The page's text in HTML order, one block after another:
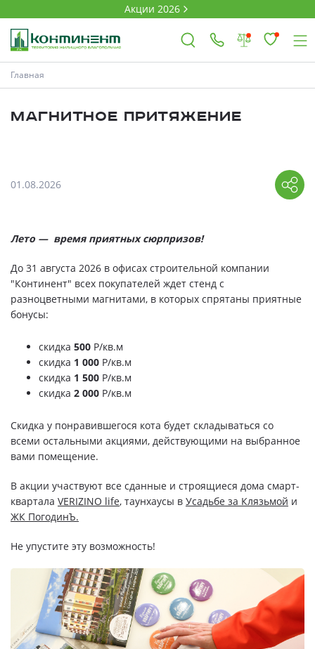
Акции 2026
Проекты
Выбор недвижимости
Офис продаж
Работа
О компании
Главная
МАГНИТное притяжение
01.08.2026
Лето — время приятных сюрпризов!
До 31 августа 2026 в офисах строительной компании
"Континент" всех покупателей ждет стенд с
разноцветными магнитами, в которых спрятаны приятные
бонусы:
скидка 500 Р/кв.м
скидка 1 000 Р/кв.м
скидка 1 500 Р/кв.м
скидка 2 000 Р/кв.м
Скидка у понравившегося кота будет складываться со
всеми остальными акциями, действующими на выбранное
вами помещение.
В акции участвуют все сданные и строящиеся дома смарт-
квартала VERIZINO life, таунхаусы в Усадьбе за Клязьмой и
ЖК ПогодинЪ.
Не упустите эту возможность!